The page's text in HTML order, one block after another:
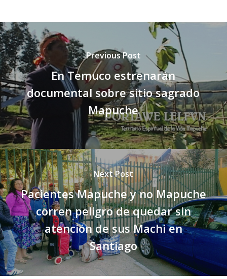
Previous Post
En Temuco estrenarán
documental sobre sitio sagrado
Mapuche
Next Post
Pacientes Mapuche y no Mapuche
corren peligro de quedar sin
atención de sus Machi en
Santiago